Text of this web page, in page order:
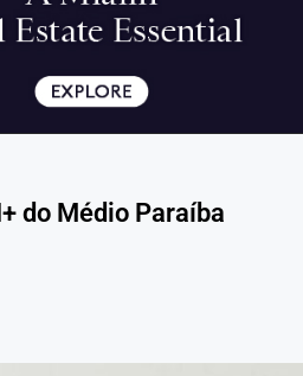
do Médio Paraíba